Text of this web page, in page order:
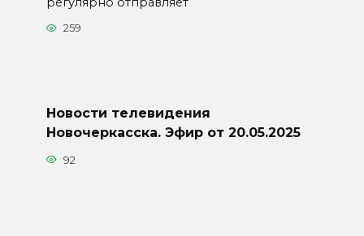
259
Новости телевидения
Новочеркасска. Эфир от 20.05.2025
92